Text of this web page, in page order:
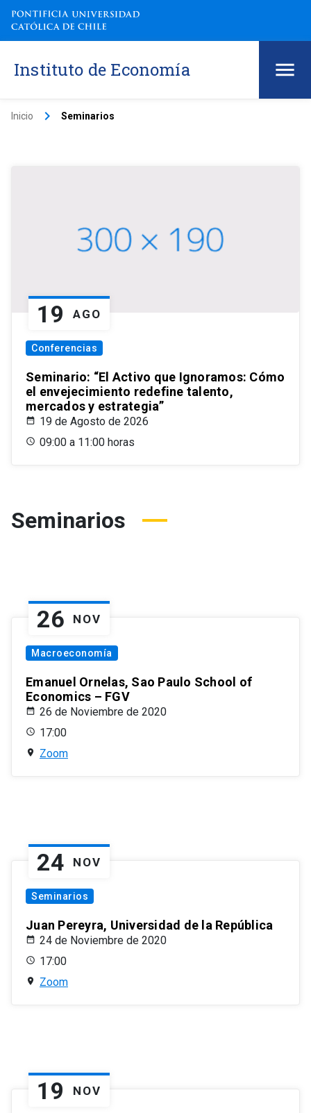
Instituto de Economía
Inicio keyboard_arrow_right Seminarios
19 AGO
Conferencias
Seminario: “El Activo que Ignoramos: Cómo
el envejecimiento redefine talento,
mercados y estrategia”
19 de Agosto de 2026
09:00 a 11:00 horas
Seminarios
26 NOV
Macroeconomía
Emanuel Ornelas, Sao Paulo School of
Economics – FGV
26 de Noviembre de 2020
17:00
Zoom
24 NOV
Seminarios
Juan Pereyra, Universidad de la República
24 de Noviembre de 2020
17:00
Zoom
19 NOV